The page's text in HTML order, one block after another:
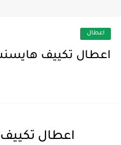
اعطال
اعطال تكييف
اعطال